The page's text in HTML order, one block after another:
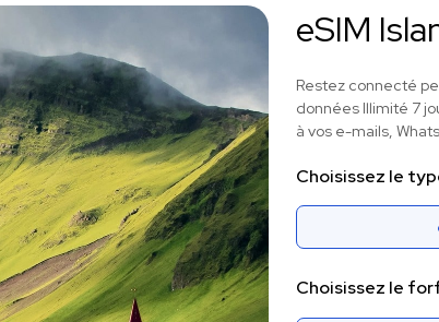
eSIM
Restez connecté
données Illimité 7
à vos e-mails,
Choisissez le
Choisissez le